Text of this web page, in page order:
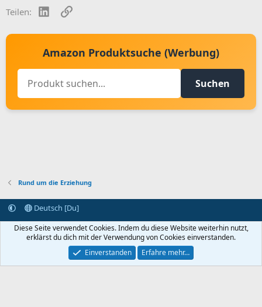
Teilen: LinkedInLink
Amazon Produktsuche (Werbung)
Suchen
Rund um die Erziehung
Deutsch [Du]
Kontakt aufnehmen
Bedingungen und Regeln
Datenschutz
Startseite
R
S
Community platform by XenForo® © 2010-2024 XenForo Ltd.
Diese Seite verwendet Cookies. Indem du diese Website weiterhin nutzt,
erklärst du dich mit der Verwendung von Cookies einverstanden.
Einverstanden
Erfahre mehr…